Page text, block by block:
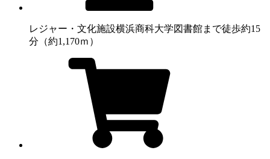
レジャー・文化施設横浜商科大学図書館まで徒歩約15
分（約1,170ｍ）